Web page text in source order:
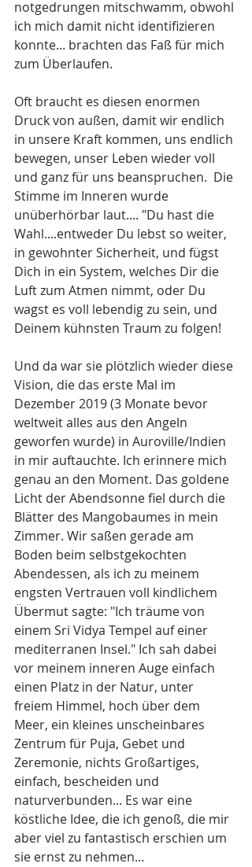
notgedrungen mitschwamm, obwohl
ich mich damit nicht identifizieren
konnte... brachten das Faß für mich
zum Überlaufen.
Oft braucht es diesen enormen
Druck von außen, damit wir endlich
in unsere Kraft kommen, uns endlich
bewegen, unser Leben wieder voll
und ganz für uns beanspruchen.  Die
Stimme im Inneren wurde
unüberhörbar laut.... "Du hast die
Wahl....entweder Du lebst so weiter,
in gewohnter Sicherheit, und fügst
Dich in ein System, welches Dir die
Luft zum Atmen nimmt, oder Du
wagst es voll lebendig zu sein, und
Deinem kühnsten Traum zu folgen!
Und da war sie plötzlich wieder diese
Vision, die das erste Mal im
Dezember 2019 (3 Monate bevor
weltweit alles aus den Angeln
geworfen wurde) in Auroville/Indien
in mir auftauchte. Ich erinnere mich
genau an den Moment. Das goldene
Licht der Abendsonne fiel durch die
Blätter des Mangobaumes in mein
Zimmer. Wir saßen gerade am
Boden beim selbstgekochten
Abendessen, als ich zu meinem
engsten Vertrauen voll kindlichem
Übermut sagte: "Ich träume von
einem Sri Vidya Tempel auf einer
mediterranen Insel." Ich sah dabei
vor meinem inneren Auge einfach
einen Platz in der Natur, unter
freiem Himmel, hoch über dem
Meer, ein kleines unscheinbares
Zentrum für Puja, Gebet und
Zeremonie, nichts Großartiges,
einfach, bescheiden und
naturverbunden... Es war eine
köstliche Idee, die ich genoß, die mir
aber viel zu fantastisch erschien um
sie ernst zu nehmen...